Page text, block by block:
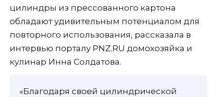
цилиндры из прессованного картона
обладают удивительным потенциалом для
повторного использования, рассказала в
интервью порталу PNZ.RU домохозяйка и
кулинар Инна Солдатова.
«Благодаря своей цилиндрической